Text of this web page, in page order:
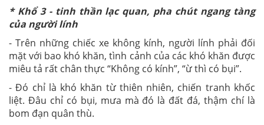
* Khổ 3 - tinh thần lạc quan, pha chút ngang tàng
của người lính
- Trên những chiếc xe không kính, người lính phải đối
mặt với bao khó khăn, tình cảnh của các khó khăn được
miêu tả rất chân thực “Không có kính”, “ừ thì có bụi”.
- Đó chỉ là khó khăn từ thiên nhiên, chiến tranh khốc
liệt. Đâu chỉ có bụi, mưa mà đó là đất đá, thậm chí là
bom đạn quân thù.